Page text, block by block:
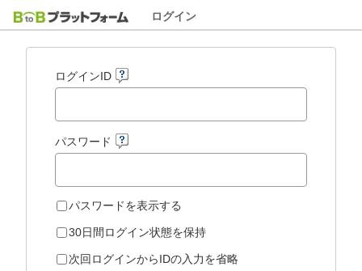
ログイン
ログインID
パスワード
パスワードを表示する
30日間ログイン状態を保持
次回ログインからIDの入力を省略